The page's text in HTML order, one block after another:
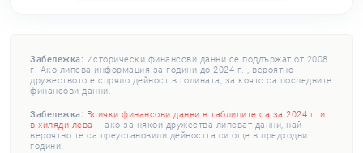
Забележка: Исторически финансови данни се поддържат от 2008
г. Ако липсва информация за години до 2024 г. , вероятно
дружеството е спряло дейност в годината, за която са последните
финансови данни.
Забележка: Всички финансови данни в таблиците са за 2024 г. и
в хиляди лева – ако за някои дружества липсват данни, най-
вероятно те са преустановили дейността си още в предходни
години.